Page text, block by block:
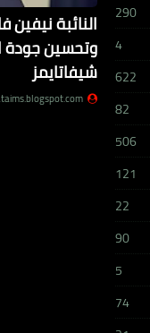
290
4
622
82
506
121
22
90
5
74
النائبة
وتحسين جودة
شيفاتايمز